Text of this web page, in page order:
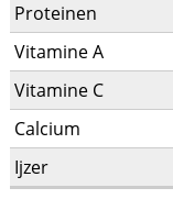
Proteinen
Vitamine A
Vitamine C
Calcium
Ijzer